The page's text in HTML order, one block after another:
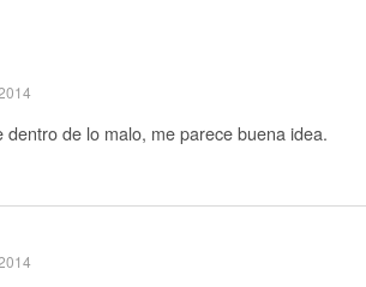
dentro de lo malo, me parece buena idea.